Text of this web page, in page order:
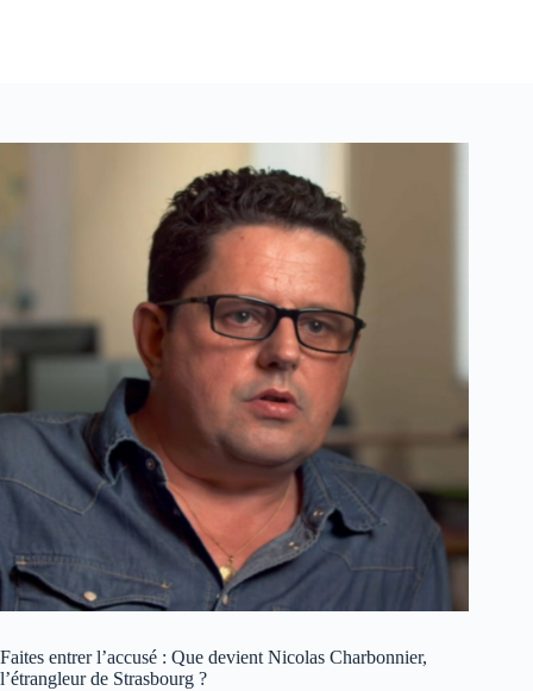
Faites entrer l’accusé : Que devient Nicolas Charbonnier,
l’étrangleur de Strasbourg ?